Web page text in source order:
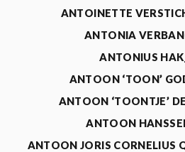
ANTOINETTE
ANTONIA
ANTONIUS
ANTOON ‘TOON’
ANTOON ‘TOONTJE’
ANTOON
ANTOON JORIS CORNELIUS